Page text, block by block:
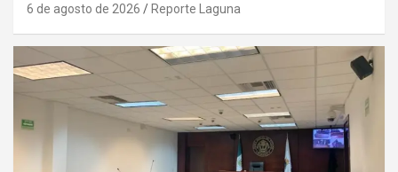
6 de agosto de 2026 Reporte Laguna